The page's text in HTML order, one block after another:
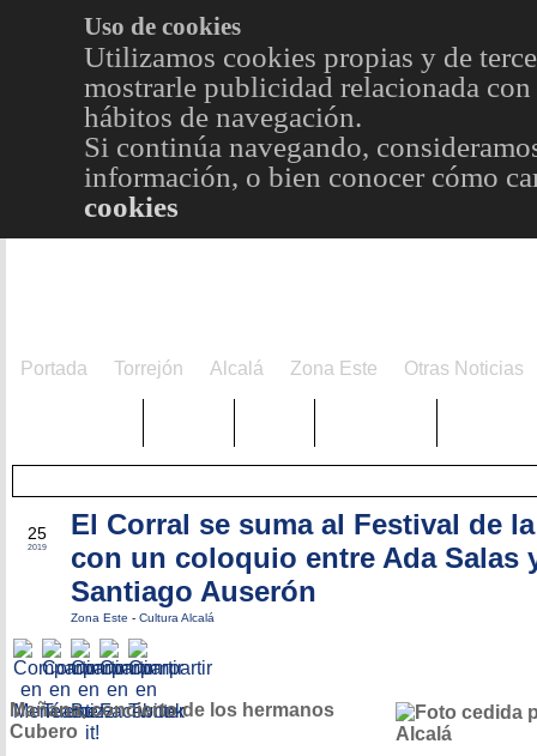
Uso de cookies
Utilizamos cookies propias y de
mostrarle publicidad relacionada
hábitos de navegación.
Si continúa navegando,
información, o bien conocer cómo
cookies
Portada Torrejón Alcalá Zona Este Otras Noticias
25
2019
El Corral se suma al Festival de
con un coloquio entre Ada Salas
Santiago Auserón
Zona Este - Cultura Alcalá
Mañana, concierto de los hermanos
Cubero